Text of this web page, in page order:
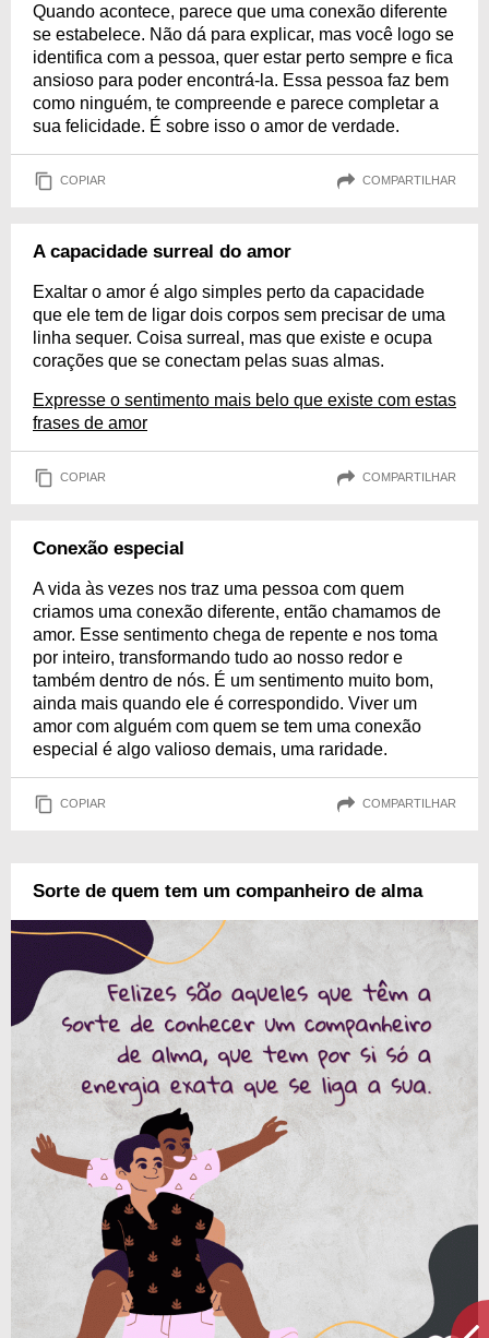
Quando acontece, parece que uma conexão diferente
se estabelece. Não dá para explicar, mas você logo se
identifica com a pessoa, quer estar perto sempre e fica
ansioso para poder encontrá-la. Essa pessoa faz bem
como ninguém, te compreende e parece completar a
sua felicidade. É sobre isso o amor de verdade.
COPIAR COMPARTILHAR
A capacidade surreal do amor
Exaltar o amor é algo simples perto da capacidade
que ele tem de ligar dois corpos sem precisar de uma
linha sequer. Coisa surreal, mas que existe e ocupa
corações que se conectam pelas suas almas.
Expresse o sentimento mais belo que existe com estas
frases de amor
COPIAR COMPARTILHAR
Conexão especial
A vida às vezes nos traz uma pessoa com quem
criamos uma conexão diferente, então chamamos de
amor. Esse sentimento chega de repente e nos toma
por inteiro, transformando tudo ao nosso redor e
também dentro de nós. É um sentimento muito bom,
ainda mais quando ele é correspondido. Viver um
amor com alguém com quem se tem uma conexão
especial é algo valioso demais, uma raridade.
COPIAR COMPARTILHAR
Sorte de quem tem um companheiro de alma